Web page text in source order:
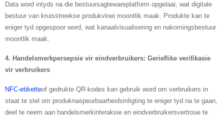
Data word intyds na die bestuursagtewareplatform opgelaai, wat digitale
bestuur van kruisstreekse produkvloei moontlik maak. Produkte kan te
eniger tyd opgespoor word, wat kanaalvisualisering en nakomingsbestuur
moontlik maak.
4. Handelsmerkpersepsie vir eindverbruikers: Gerieflike verifikasie
vir verbruikers
NFC-etiketteof gedrukte QR-kodes kan gebruik word om verbruikers in
staat te stel om produknaspeurbaarheidsinligting te eniger tyd na te gaan,
deel te neem aan handelsmerkinteraksie en eindverbruikersvertroue te